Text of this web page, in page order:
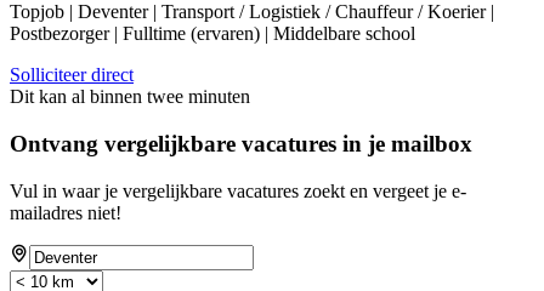
Topjob | Deventer | Transport / Logistiek / Chauffeur / Koerier |
Postbezorger | Fulltime (ervaren) | Middelbare school
Solliciteer direct
Dit kan al binnen twee minuten
Ontvang vergelijkbare vacatures in je mailbox
Vul in waar je vergelijkbare vacatures zoekt en vergeet je e-
mailadres niet!